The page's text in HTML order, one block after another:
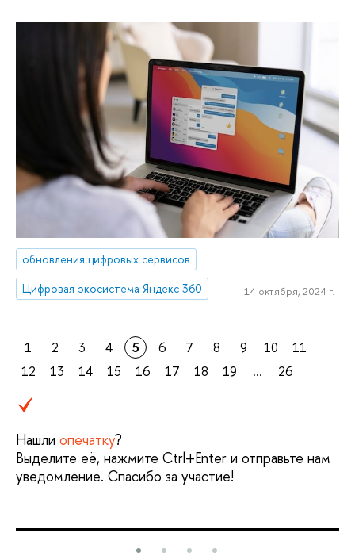
обновления цифровых сервисов
Цифровая экосистема Яндекс 360
14 октября, 2024 г.
1 2 3 4 5 6 7 8 9 10
11
12
13 14 15 16 17 18 19 ... 26
Нашли опечатку?
Выделите её, нажмите Ctrl+Enter и отправьте нам
уведомление. Спасибо за участие!